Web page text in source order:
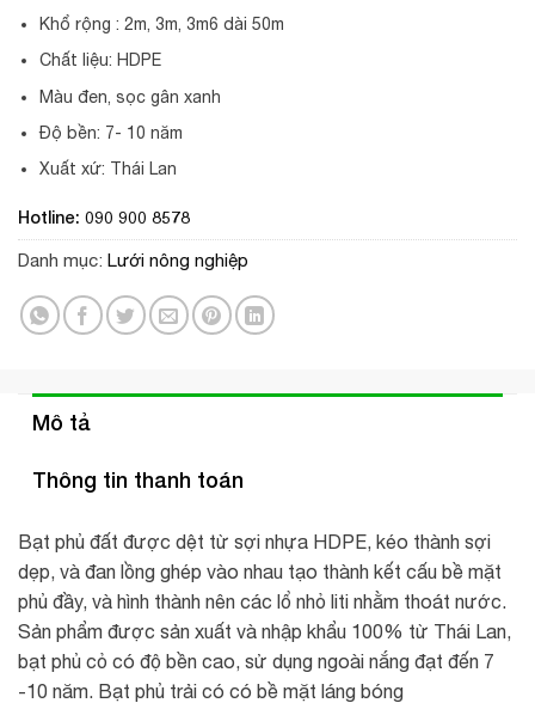
Khổ rộng : 2m, 3m, 3m6 dài 50m
Chất liệu: HDPE
Màu đen, sọc gân xanh
Độ bền: 7- 10 năm
Xuất xứ: Thái Lan
Hotline: 090 900 8578
Danh mục: Lưới nông nghiệp
Mô tả
Thông tin thanh toán
Bạt phủ đất được dệt từ sợi nhựa HDPE, kéo thành sợi
dẹp, và đan lồng ghép vào nhau tạo thành kết cấu bề mặt
phủ đầy, và hình thành nên các lổ nhỏ liti nhằm thoát nước.
Sản phẩm được sản xuất và nhập khẩu 100% từ Thái Lan,
bạt phủ cỏ có độ bền cao, sử dụng ngoài nắng đạt đến 7
-10 năm. Bạt phủ trải có có bề mặt láng bóng